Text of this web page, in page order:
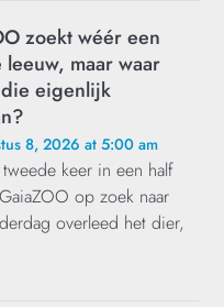
zoekt wéér een
leeuw, maar waar
eigenlijk
8, 2026 at 5:00 am
keer in een half
op zoek naar
overleed het dier,